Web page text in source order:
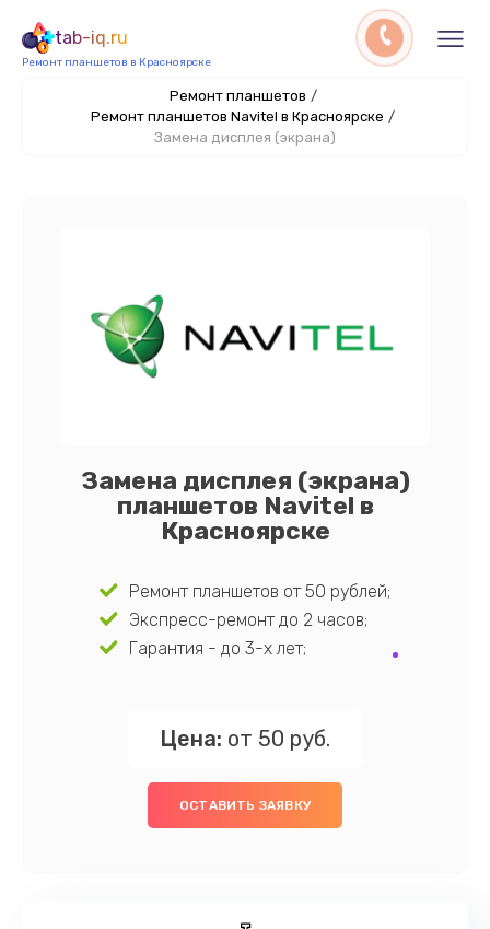
tab-iq.ru
Ремонт планшетов в Красноярске
Ремонт планшетов /
Ремонт планшетов Navitel в Красноярске /
Замена дисплея (экрана)
Замена дисплея (экрана)
планшетов Navitel в
Красноярске
Ремонт планшетов от 50 рублей;
Экспресс-ремонт до 2 часов;
Гарантия - до 3-х лет;
Цена: от 50 руб.
ОСТАВИТЬ ЗАЯВКУ